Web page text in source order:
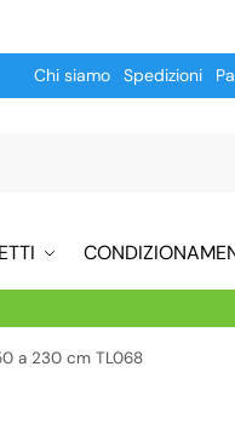
Chi siamo Spedizioni
a 230 cm TL068